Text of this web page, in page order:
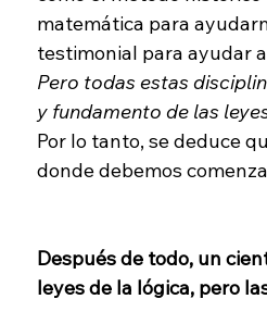
matemática para
testimonial para ayudar
Pero todas estas
y fundamento de las
Por lo tanto, se deduce
donde debemos
Después de todo, un
leyes de la lógica, pero